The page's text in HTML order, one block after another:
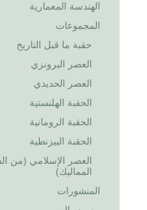
الهندسة المعمارية
المجموعات
حقبة ما قبل التاريخ
العصر البرونزي
العصر الحديدي
الحقبة الهلنستية
الحقبة الرومانية
الحقبة البيزنطية
العصر الإسلامي (من
المماليك)
المنشورات